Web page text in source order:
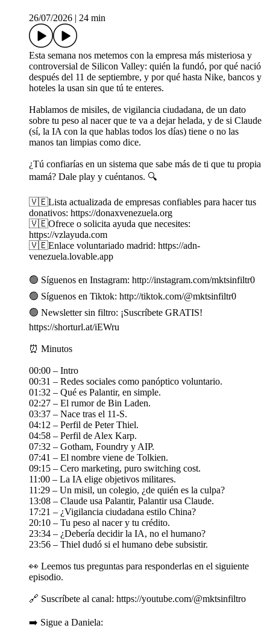
26/07/2026 24 min
Esta semana nos metemos con la empresa más misteriosa y
controversial de Silicon Valley: quién la fundó, por qué nació
después del 11 de septiembre, y por qué hasta Nike, bancos y
hoteles la usan sin que tú te enteres.
Hablamos de misiles, de vigilancia ciudadana, de un dato
sobre tu peso al nacer que te va a dejar helada, y de si Claude
(sí, la IA con la que hablas todos los días) tiene o no las
manos tan limpias como dice.
¿Tú confiarías en un sistema que sabe más de ti que tu propia
mamá? Dale play y cuéntanos. 🔍
🇻🇪Lista actualizada de empresas confiables para hacer tus
donativos: https://donaxvenezuela.org
🇻🇪Ofrece o solicita ayuda que necesites:
https://vzlayuda.com
🇻🇪Enlace voluntariado madrid: https://adn-
venezuela.lovable.app
🟢 Síguenos en Instagram: http://instagram.com/mktsinfiltr0
🟢 Síguenos en Tiktok: http://tiktok.com/@mktsinfiltr0
🟢 Newsletter sin filtro: ¡Suscríbete GRATIS!
https://shorturl.at/iEWru
⏰ Minutos
00:00 – Intro
00:31 – Redes sociales como panóptico voluntario.
01:32 – Qué es Palantir, en simple.
02:27 – El rumor de Bin Laden.
03:37 – Nace tras el 11-S.
04:12 – Perfil de Peter Thiel.
04:58 – Perfil de Alex Karp.
07:32 – Gotham, Foundry y AIP.
07:41 – El nombre viene de Tolkien.
09:15 – Cero marketing, puro switching cost.
11:00 – La IA elige objetivos militares.
11:29 – Un misil, un colegio, ¿de quién es la culpa?
13:08 – Claude usa Palantir, Palantir usa Claude.
17:21 – ¿Vigilancia ciudadana estilo China?
20:10 – Tu peso al nacer y tu crédito.
23:34 – ¿Debería decidir la IA, no el humano?
23:56 – Thiel dudó si el humano debe subsistir.
👀 Leemos tus preguntas para responderlas en el siguiente
episodio.
🔗 Suscríbete al canal: https://youtube.com/@mktsinfiltro
➡️ Sigue a Daniela: